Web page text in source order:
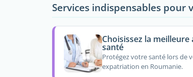
Services indispensables
Choisissez la meilleure
santé
Protégez votre santé lors de
expatriation en Roumanie.